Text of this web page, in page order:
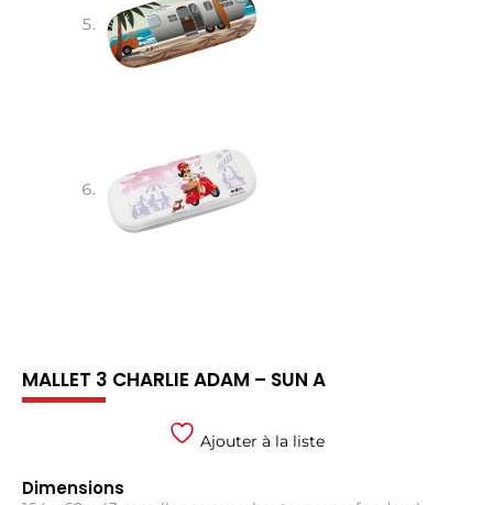
MALLET 3 CHARLIE ADAM – SUN A
Ajouter à la liste
Dimensions